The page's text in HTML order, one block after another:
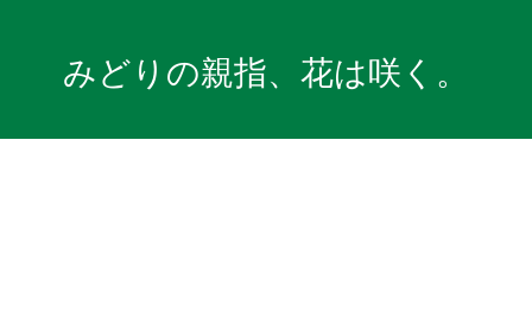
みどりの親指、花は咲く。